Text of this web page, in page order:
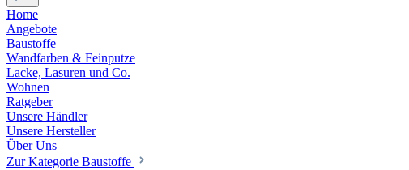
Home
Angebote
Baustoffe
Wandfarben & Feinputze
Lacke, Lasuren und Co.
Wohnen
Ratgeber
Unsere Händler
Unsere Hersteller
Über Uns
Zur Kategorie Baustoffe